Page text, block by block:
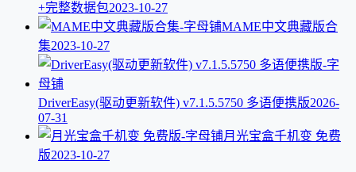
+完整数据包2023-10-27
MAME中文典藏版合
集2023-10-27
DriverEasy(驱动更新软件) v7.1.5.5750 多语便携版2026-
07-31
月光宝盒千机变 免费
版2023-10-27